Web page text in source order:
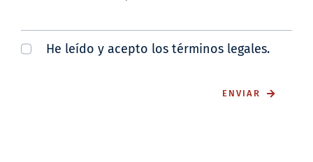
He leído y acepto los términos legales.
ENVIAR